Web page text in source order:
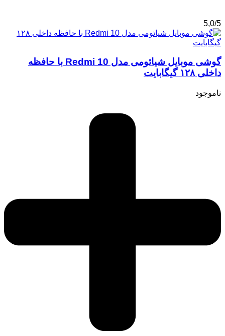
5,0/5
گوشی موبایل شیائومی مدل Redmi 10 با حافظه
داخلی ۱۲۸ گیگابایت
ناموجود